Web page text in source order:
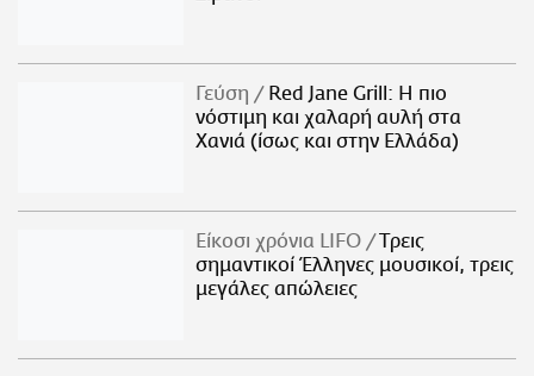
Γεύση
Red Jane Grill: Η πιο
νόστιμη και χαλαρή αυλή στα
Χανιά (ίσως και στην Ελλάδα)
Είκοσι χρόνια LIFO
Tρεις
σημαντικοί Έλληνες μουσικοί, τρεις
μεγάλες απώλειες